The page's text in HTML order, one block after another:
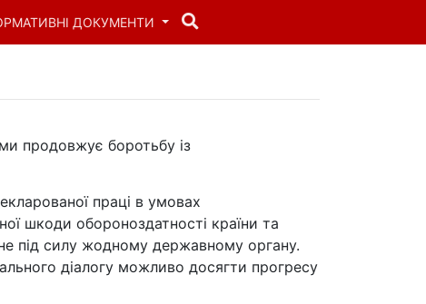
ДОКУМЕНТИ
продовжує боротьбу із
праці в умовах
шкоди обороноздатності країни та
під силу жодному державному органу.
діалогу можливо досягти прогресу